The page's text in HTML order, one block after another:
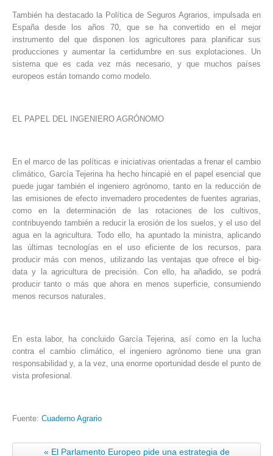
También ha destacado la Política de Seguros Agrarios, impulsada en
España desde los años 70, que se ha convertido en el mejor
instrumento del que disponen los agricultores para planificar sus
producciones y aumentar la certidumbre en sus explotaciones. Un
sistema que es cada vez más necesario, y que muchos países
europeos están tomando como modelo.
EL PAPEL DEL INGENIERO AGRÓNOMO
En el marco de las políticas e iniciativas orientadas a frenar el cambio
climático, García Tejerina ha hecho hincapié en el papel esencial que
puede jugar también el ingeniero agrónomo, tanto en la reducción de
las emisiones de efecto invernadero procedentes de fuentes agrarias,
como en la determinación de las rotaciones de los cultivos,
contribuyendo también a reducir la erosión de los suelos, y el uso del
agua en la agricultura. Todo ello, ha apuntado la ministra, aplicando
las últimas tecnologías en el uso eficiente de los recursos, para
producir más con menos, utilizando las ventajas que ofrece el big-
data y la agricultura de precisión. Con ello, ha añadido, se podrá
producir tanto o más que ahora en menos superficie, consumiendo
menos recursos naturales.
En esta labor, ha concluido García Tejerina, así como en la lucha
contra el cambio climático, el ingeniero agrónomo tiene una gran
responsabilidad y, a la vez, una enorme oportunidad desde el punto de
vista profesional.
Fuente: Cuaderno Agrario
« El Parlamento Europeo pide una estrategia de